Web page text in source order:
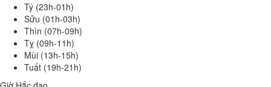
Tý (23h-01h)
Sửu (01h-03h)
Thìn (07h-09h)
Tỵ (09h-11h)
Mùi (13h-15h)
Tuất (19h-21h)